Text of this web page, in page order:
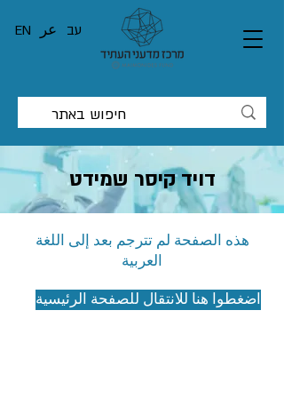
EN عر עב
דויד קיסר שמידט
هذه الصفحة لم تترجم بعد إلى اللغة
العربية
اضغطوا هنا للانتقال للصفحة الرئيسية